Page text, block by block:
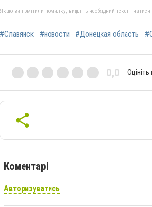
Якщо ви помітили помилку, виділіть необхідний текст і
#Славянск #новости #Донецкая область
0,0
Коментарі
Авторизуватись